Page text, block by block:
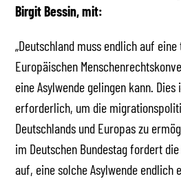
Birgit Bessin, mit:
„Deutschland muss endlich auf
Europäischen
eine Asylwende gelingen kann. Dies
erforderlich, um die
Deutschlands und Europas zu
im Deutschen Bundestag fordert
auf, eine solche Asylwende endlich